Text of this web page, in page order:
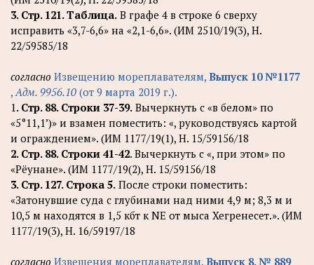
3. Стр. 121. Таблица. В графе 4 в строке 6 сверху
исправить «3,7-6,6» на «2,1-6,6». (ИМ 2510/19(3), Н.
22/59585/18
согласно Извещению мореплавателям, Выпуск 10 №1177
, Адм. 9956.10 (от 9 марта 2019 г.).
1. Стр. 88. Строки 37-39. Вычеркнуть с «в белом» по
«5°11,1’)» и взамен поместить: «, руководствуясь картой
и ограждением». (ИМ 1177/19(1), Н. 15/59156/18
2. Стр. 88. Строки 41-42. Вычеркнуть с «, при этом» по
«Рёунане». (ИМ 1177/19(2), Н. 15/59156/18
3. Стр. 127. Строка 5. После строки поместить:
«Затонувшие суда с глубинами над ними 4,9 м; 8,3 м и
10,5 м находятся в 1,5 кбт к NE от мыса Хегренесет.». (ИМ
1177/19(3), Н. 16/59197/18
согласно Извещения мореплавателям. Выпуск 8. № 889